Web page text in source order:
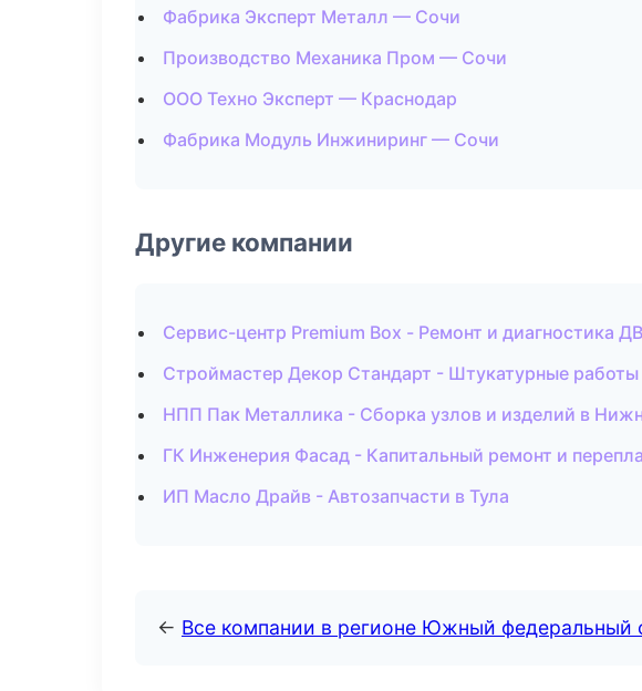
Фабрика Эксперт Металл — Сочи
Производство Механика Пром — Сочи
ООО Техно Эксперт — Краснодар
Фабрика Модуль Инжиниринг — Сочи
Другие компании
Сервис-центр Premium Box - Ремонт и диагностика
Строймастер Декор Стандарт - Штукатурные работы
НПП Пак Металлика - Сборка узлов и изделий в
ГК Инженерия Фасад - Капитальный ремонт и
ИП Масло Драйв - Автозапчасти в Тула
← Все компании в регионе Южный федеральный